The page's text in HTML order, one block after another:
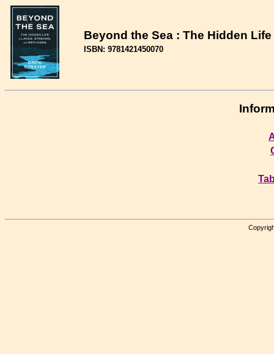
Beyond the Sea : The Hidden
ISBN: 9781421450070